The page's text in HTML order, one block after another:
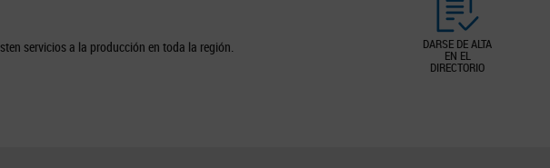
DARSE DE ALTA
EN EL
DIRECTORIO
servicios a la producción en toda la región.